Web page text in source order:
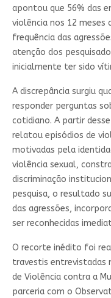
apontou que 56% das
violência nos 12 meses
frequência das
atenção dos
inicialmente ter sido
A discrepância surgiu
responder perguntas
cotidiano. A partir
relatou episódios de
motivadas pela
violência sexual,
discriminação
pesquisa, o resultado
das agressões,
ser reconhecidas
O recorte inédito foi
travestis entrevistadas
de Violência contra a
parceria com o